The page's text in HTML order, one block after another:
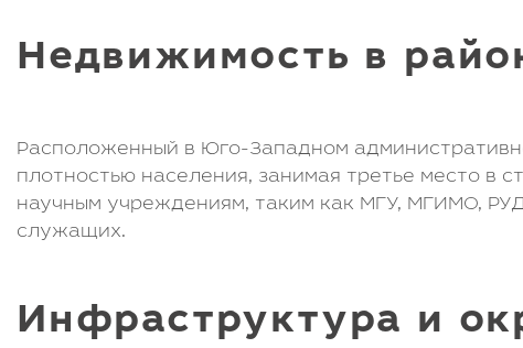
Недвижимость в
Расположенный в Юго-Западном
плотностью населения, занимая третье место в
научным учреждениям, таким как МГУ, МГИМО,
служащих.
Инфраструктура и